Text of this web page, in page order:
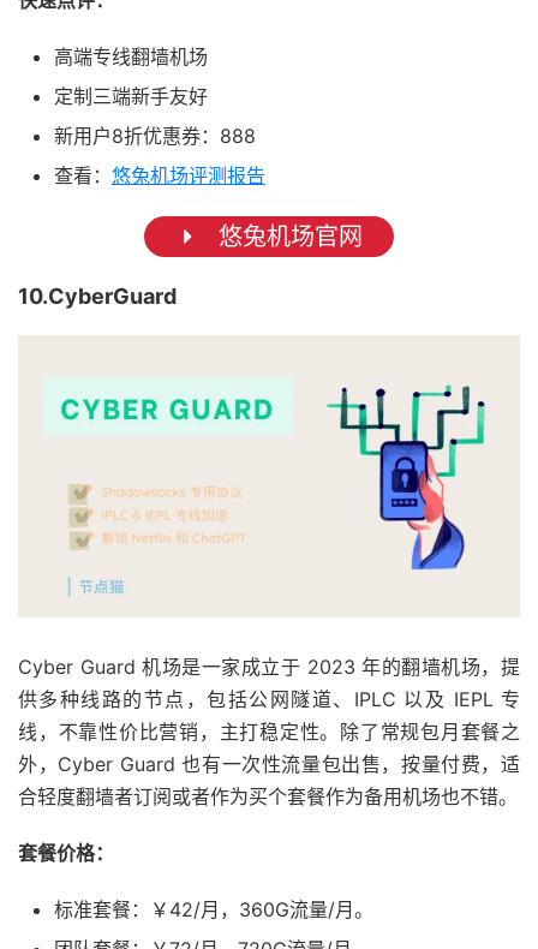
高端专线翻墙机场
定制三端新手友好
新用户8折优惠券：888
查看： 悠兔机场评测报告
悠兔机场官网
10.CyberGuard
Cyber Guard 机场是一家成立于 2023 年的翻墙机场，提
供多种线路的节点，包括公网隧道、IPLC 以及 IEPL 专
线，不靠性价比营销，主打稳定性。除了常规包月套餐之
外，Cyber Guard 也有一次性流量包出售，按量付费，适
合轻度翻墙者订阅或者作为买个套餐作为备用机场也不错。
套餐价格：
标准套餐：￥42/月，360G流量/月。